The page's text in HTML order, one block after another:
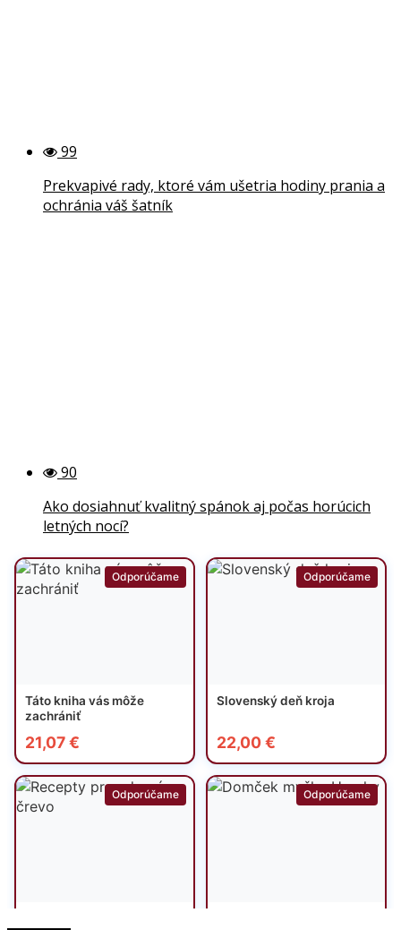
99
Prekvapivé rady, ktoré vám ušetria hodiny prania a
ochránia váš šatník
90
Ako dosiahnuť kvalitný spánok aj počas horúcich
letných nocí?